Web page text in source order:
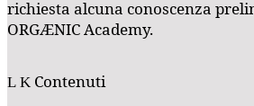
richiesta alcuna conoscenza
ORGÆNIC Academy.
Contenuti